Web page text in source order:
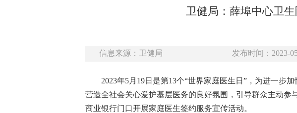
卫健局：薛埠中心卫
信息来源：卫健局 发布时间：2023-
2023年5月19日是第13个“世界家庭医生日”，为进一步
营造全社会关心爱护基层医务的良好氛围，引导群众主动
商业银行门口开展家庭医生签约服务宣传活动。